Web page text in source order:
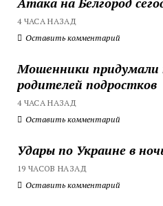
4 ЧАСА НАЗАД
Оставить комментарий
Мошенники придумали
родителей подростков
4 ЧАСА НАЗАД
Оставить комментарий
Удары по Украине в
19 ЧАСОВ НАЗАД
Оставить комментарий